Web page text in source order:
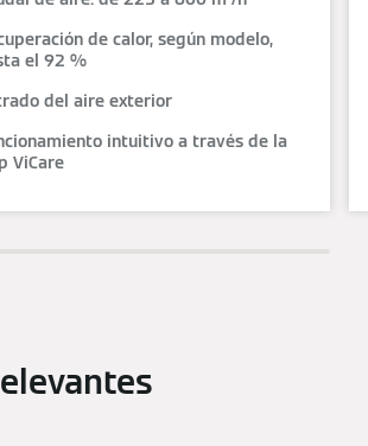
de calor, según modelo,
el 92 %
del aire exterior
intuitivo a través de la
ViCare